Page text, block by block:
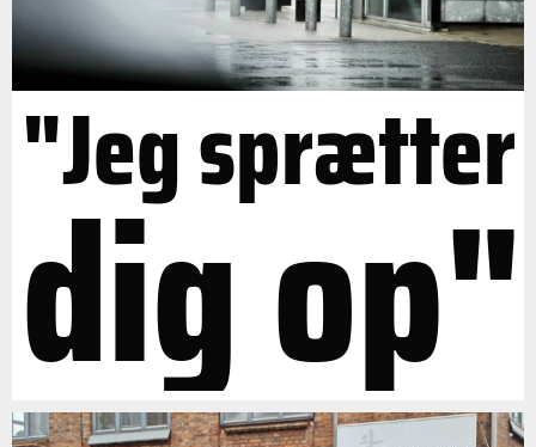
"Jeg sprætter
dig op"